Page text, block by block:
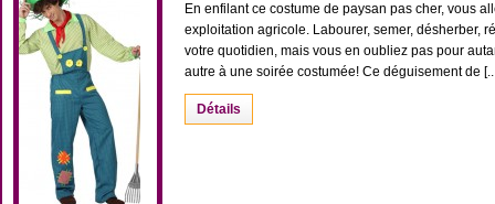
En enfilant ce costume de paysan pas cher, vous
exploitation agricole. Labourer, semer, désherber,
votre quotidien, mais vous en oubliez pas pour
autre à une soirée costumée! Ce déguisement de
Détails